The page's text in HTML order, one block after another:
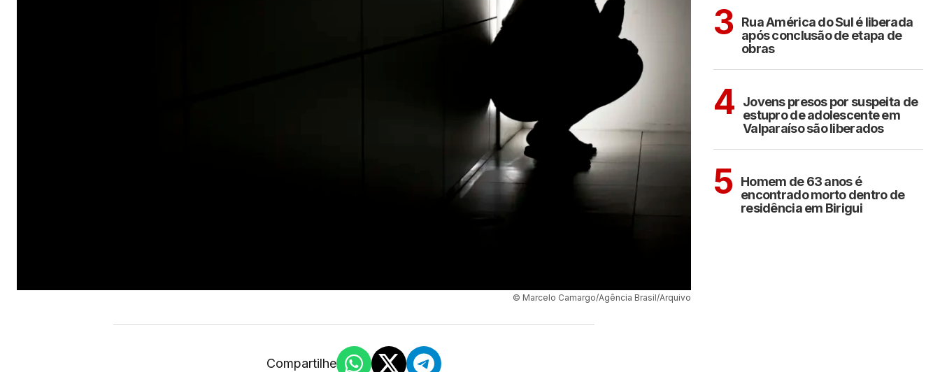
© Marcelo Camargo/Agência Brasil/Arquivo
Compartilhe
3 Rua América do Sul é liberada
após conclusão de etapa de
obras
4
Jovens presos por suspeita de
estupro de adolescente em
Valparaíso são liberados
5 Homem de 63 anos é
encontrado morto dentro de
residência em Birigui